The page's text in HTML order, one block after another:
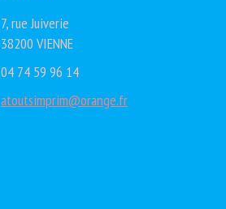
7, rue Juiverie
38200 VIENNE
04 74 59 96 14
atoutsimprim@orange.fr